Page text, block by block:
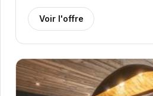
Voir l'offre